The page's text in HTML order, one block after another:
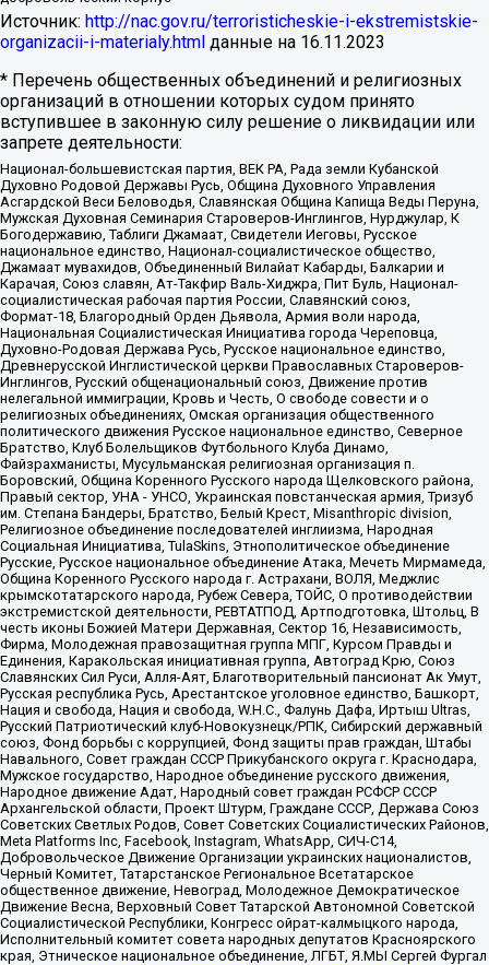
Источник: http://nac.gov.ru/terroristicheskie-i-ekstremistskie-
organizacii-i-materialy.html данные на 16.11.2023
* Перечень общественных объединений и религиозных
организаций в отношении которых судом принято
вступившее в законную силу решение о ликвидации или
запрете деятельности:
Национал-большевистская партия, ВЕК РА, Рада земли Кубанской
Духовно Родовой Державы Русь, Община Духовного Управления
Асгардской Веси Беловодья, Славянская Община Капища Веды Перуна,
Мужская Духовная Семинария Староверов-Инглингов, Нурджулар, К
Богодержавию, Таблиги Джамаат, Свидетели Иеговы, Русское
национальное единство, Национал-социалистическое общество,
Джамаат мувахидов, Объединенный Вилайат Кабарды, Балкарии и
Карачая, Союз славян, Ат-Такфир Валь-Хиджра, Пит Буль, Национал-
социалистическая рабочая партия России, Славянский союз,
Формат-18, Благородный Орден Дьявола, Армия воли народа,
Национальная Социалистическая Инициатива города Череповца,
Духовно-Родовая Держава Русь, Русское национальное единство,
Древнерусской Инглистической церкви Православных Староверов-
Инглингов, Русский общенациональный союз, Движение против
нелегальной иммиграции, Кровь и Честь, О свободе совести и о
религиозных объединениях, Омская организация общественного
политического движения Русское национальное единство, Северное
Братство, Клуб Болельщиков Футбольного Клуба Динамо,
Файзрахманисты, Мусульманская религиозная организация п.
Боровский, Община Коренного Русского народа Щелковского района,
Правый сектор, УНА - УНСО, Украинская повстанческая армия, Тризуб
им. Степана Бандеры, Братство, Белый Крест, Misanthropic division,
Религиозное объединение последователей инглиизма, Народная
Социальная Инициатива, TulaSkins, Этнополитическое объединение
Русские, Русское национальное объединение Атака, Мечеть Мирмамеда,
Община Коренного Русского народа г. Астрахани, ВОЛЯ, Меджлис
крымскотатарского народа, Рубеж Севера, ТОЙС, О противодействии
экстремистской деятельности, РЕВТАТПОД, Артподготовка, Штольц, В
честь иконы Божией Матери Державная, Сектор 16, Независимость,
Фирма, Молодежная правозащитная группа МПГ, Курсом Правды и
Единения, Каракольская инициативная группа, Автоград Крю, Союз
Славянских Сил Руси, Алля-Аят, Благотворительный пансионат Ак Умут,
Русская республика Русь, Арестантское уголовное единство, Башкорт,
Нация и свобода, Нация и свобода, W.H.С., Фалунь Дафа, Иртыш Ultras,
Русский Патриотический клуб-Новокузнецк/РПК, Сибирский державный
союз, Фонд борьбы с коррупцией, Фонд защиты прав граждан, Штабы
Навального, Совет граждан СССР Прикубанского округа г. Краснодара,
Мужское государство, Народное объединение русского движения,
Народное движение Адат, Народный совет граждан РСФСР СССР
Архангельской области, Проект Штурм, Граждане СССР, Держава Союз
Советских Светлых Родов, Совет Советских Социалистических Районов,
Meta Platforms Inc, Facebook, Instagram, WhatsApp, СИЧ-С14,
Добровольческое Движение Организации украинских националистов,
Черный Комитет, Татарстанское Региональное Всетатарское
общественное движение, Невоград, Молодежное Демократическое
Движение Весна, Верховный Совет Татарской Автономной Советской
Социалистической Республики, Конгресс ойрат-калмыцкого народа,
Исполнительный комитет совета народных депутатов Красноярского
края, Этническое национальное объединение, ЛГБТ, Я.МЫ Сергей Фургал